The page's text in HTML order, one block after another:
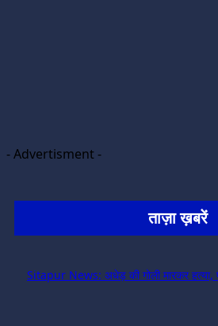
- Advertisment -
ताज़ा ख़बरें
Sitapur News: अधेड़ की गोली मारकर हत्या,